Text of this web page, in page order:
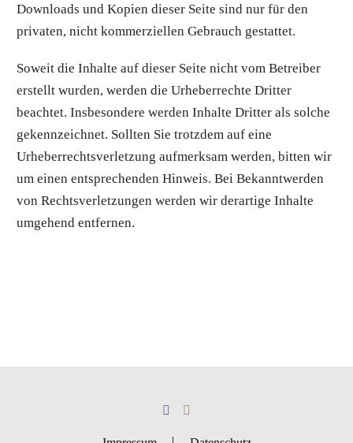
Downloads und Kopien dieser Seite sind nur für den
privaten, nicht kommerziellen Gebrauch gestattet.
Soweit die Inhalte auf dieser Seite nicht vom Betreiber
erstellt wurden, werden die Urheberrechte Dritter
beachtet. Insbesondere werden Inhalte Dritter als solche
gekennzeichnet. Sollten Sie trotzdem auf eine
Urheberrechtsverletzung aufmerksam werden, bitten wir
um einen entsprechenden Hinweis. Bei Bekanntwerden
von Rechtsverletzungen werden wir derartige Inhalte
umgehend entfernen.